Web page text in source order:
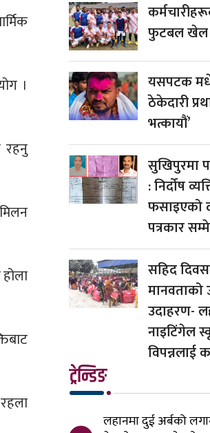
।
रहनु
फुटबल खेल
यसपटक
ठेकेदारी
भत्कायौं’
सुखिपुरमा
: निर्दोष
फसाइएको
पत्रकार
सहिद
मानवताको
उदाहरण-
नाइटिंगेल
विपन्नलाई
ट्रेन्डिङ
लहानमा दुई अर्बको